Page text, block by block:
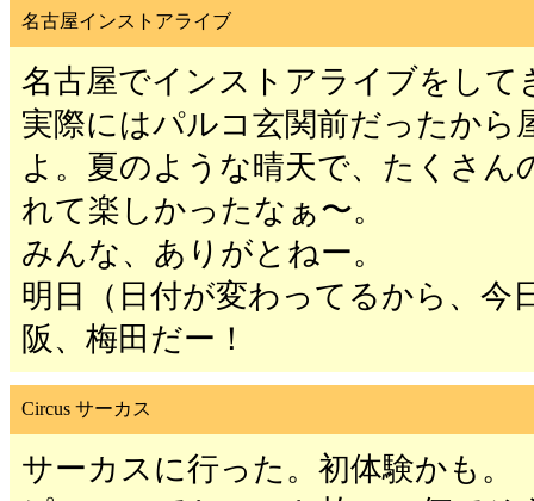
名古屋インストアライブ
名古屋でインストアライブをして
実際にはパルコ玄関前だったから
よ。夏のような晴天で、たくさん
れて楽しかったなぁ〜。
みんな、ありがとねー。
明日（日付が変わってるから、今
阪、梅田だー！
Circus サーカス
サーカスに行った。初体験かも。